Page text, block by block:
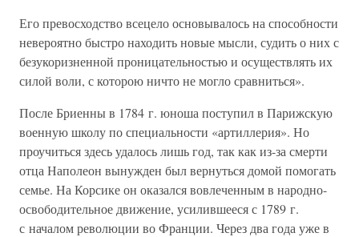
Его превосходство всецело основывалось на способности
невероятно быстро находить новые мысли, судить о них с
безукоризненной проницательностью и осуществлять их
силой воли, с которою ничто не могло сравниться».
После Бриенны в 1784 г. юноша поступил в Парижскую
военную школу по специальности «артиллерия». Но
проучиться здесь удалось лишь год, так как из-за смерти
отца Наполеон вынужден был вернуться домой помогать
семье. На Корсике он оказался вовлеченным в народно-
освободительное движение, усилившееся с 1789 г.
с началом революции во Франции. Через два года уже в